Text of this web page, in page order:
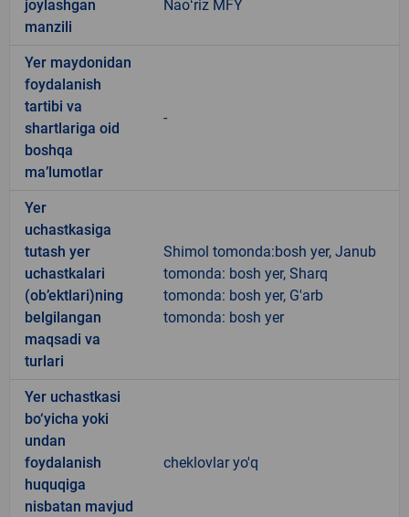
joylashgan
manzili
Naoʻriz MFY
Yer maydonidan
foydalanish
tartibi va
shartlariga oid
boshqa
ma’lumotlar
-
Yer
uchastkasiga
tutash yer
uchastkalari
(ob’ektlari)ning
belgilangan
maqsadi va
turlari
Shimol tomonda:bosh yer, Janub
tomonda: bosh yer, Sharq
tomonda: bosh yer, G'arb
tomonda: bosh yer
Yer uchastkasi
bo‘yicha yoki
undan
foydalanish
huquqiga
nisbatan mavjud
cheklovlar yo'q